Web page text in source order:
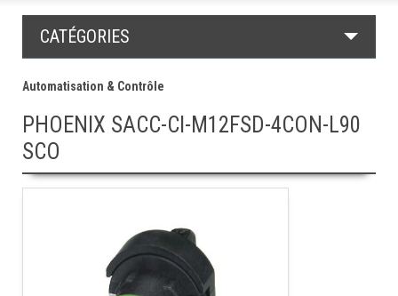
CATÉGORIES
Automatisation & Contrôle
PHOENIX SACC-CI-M12FSD-4CON-L90
SCO